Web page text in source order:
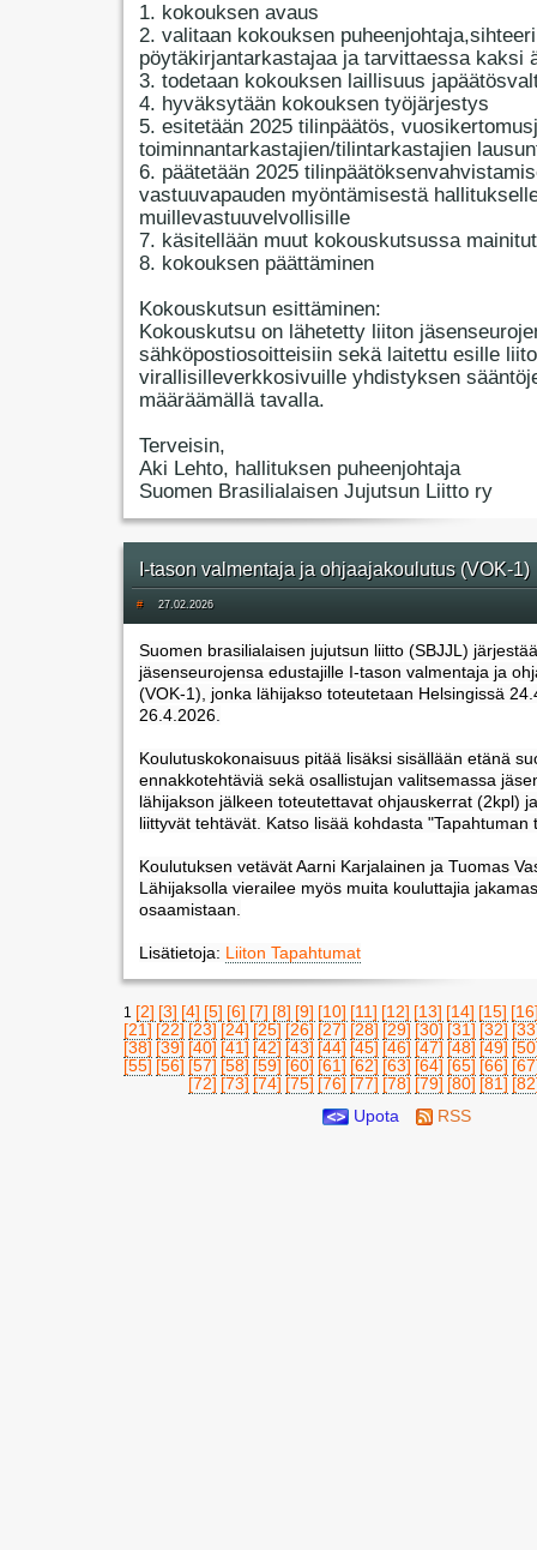
1. kokouksen avaus
2. valitaan kokouksen
pöytäkirjantarkastajaa ja tarvittaessa kaksi
3. todetaan kokouksen laillisuus
4. hyväksytään kokouksen työjärjestys
5. esitetään 2025 tilinpäätös,
toiminnantarkastajien/tilintarkastajien
6. päätetään 2025
vastuuvapauden myöntämisestä
muillevastuuvelvollisille
7. käsitellään muut kokouskutsussa
8. kokouksen päättäminen
Kokouskutsun esittäminen:
Kokouskutsu on lähetetty liiton
sähköpostiosoitteisiin sekä laitettu esille
virallisilleverkkosivuille yhdistyksen
määräämällä tavalla.
Terveisin,
Aki Lehto, hallituksen puheenjohtaja
Suomen Brasilialaisen Jujutsun Liitto ry
I-tason valmentaja ja ohjaajakoulutus (VOK-1)
# 27.02.2026
Suomen brasilialaisen jujutsun liitto (SBJJL) järjestää
jäsenseurojensa edustajille I-tason valmentaja ja
(VOK-1), jonka lähijakso toteutetaan Helsingissä
26.4.2026.
Koulutuskokonaisuus pitää lisäksi sisällään etänä
ennakkotehtäviä sekä osallistujan valitsemassa
lähijakson jälkeen toteutettavat ohjauskerrat (2kpl)
liittyvät tehtävät. Katso lisää kohdasta "Tapahtuman
Koulutuksen vetävät Aarni Karjalainen ja Tuomas
Lähijaksolla vierailee myös muita kouluttajia
osaamistaan.
Lisätietoja: Liiton Tapahtumat
1 [2] [3] [4] [5] [6] [7] [8] [9] [10] [11] [12] [13] [14] [15]
[21] [22] [23] [24] [25] [26] [27] [28] [29] [30] [31] [32]
[38] [39] [40] [41] [42] [43] [44] [45] [46] [47] [48] [49]
[55] [56] [57] [58] [59] [60] [61] [62] [63] [64] [65] [66]
[72] [73] [74] [75] [76] [77] [78] [79] [80] [81]
Upota
RSS